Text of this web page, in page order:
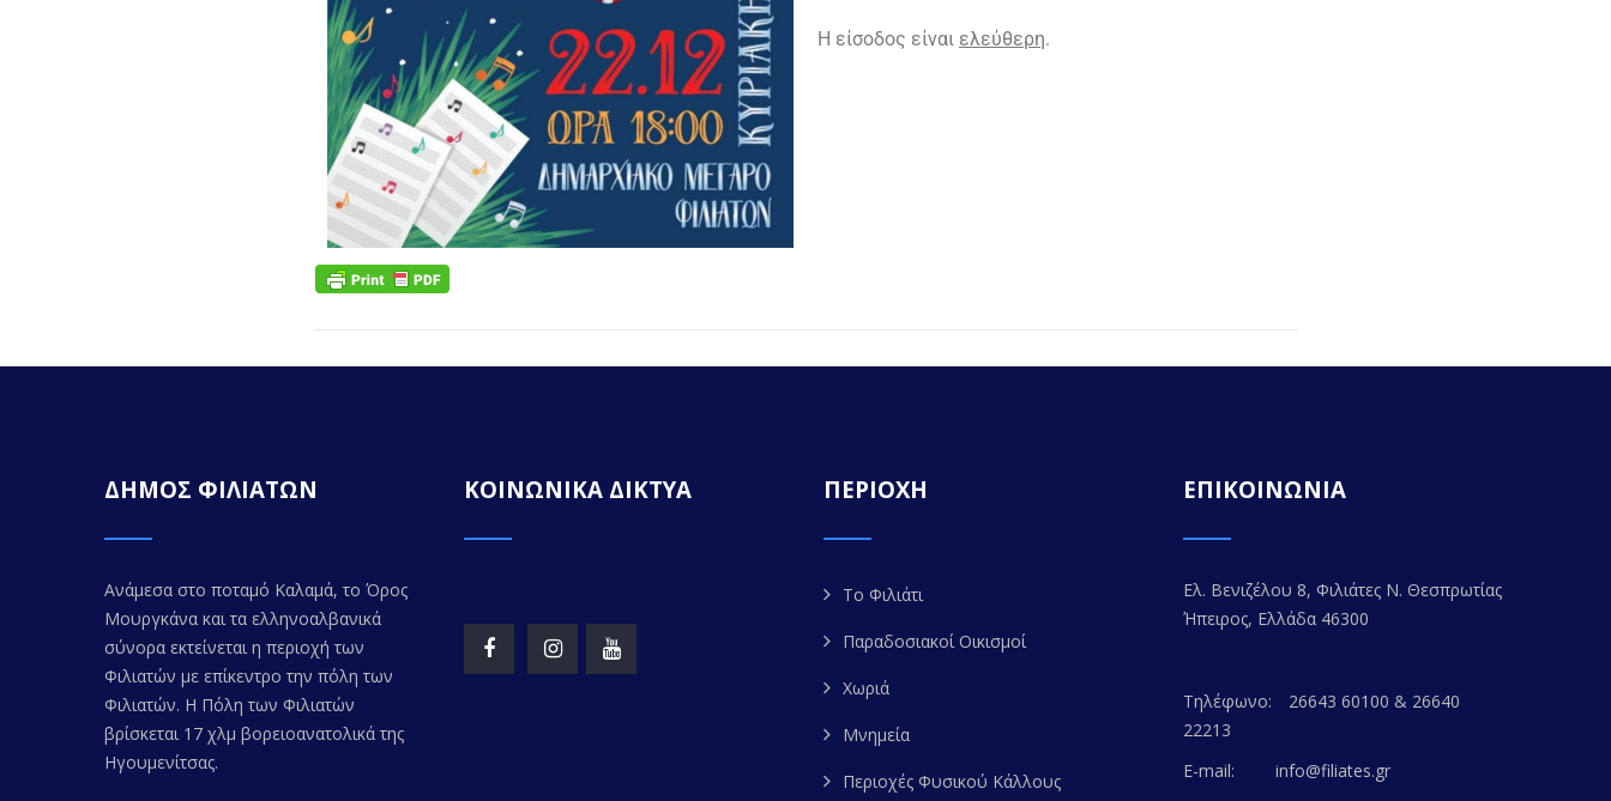
Η είσοδος είναι ελεύθερη.
ΔΗΜΟΣ ΦΙΛΙΑΤΩΝ
Ανάμεσα στο ποταμό Καλαμά, το Όρος
Μουργκάνα και τα ελληνοαλβανικά
σύνορα εκτείνεται η περιοχή των
Φιλιατών με επίκεντρο την πόλη των
Φιλιατών. Η Πόλη των Φιλιατών
βρίσκεται 17 χλμ βορειοανατολικά της
Ηγουμενίτσας.
ΚΟΙΝΩΝΙΚΑ ΔΙΚΤΥΑ ΠΕΡΙΟΧΗ
Το Φιλιάτι
Παραδοσιακοί Οικισμοί
Χωριά
Μνημεία
Περιοχές Φυσικού Κάλλους
ΕΠΙΚΟΙΝΩΝΙΑ
Ελ. Βενιζέλου 8, Φιλιάτες Ν. Θεσπρωτίας
Ήπειρος, Ελλάδα 46300
Τηλέφωνο:
26643 60100 & 26640
22213
E-mail:
info@filiates.gr